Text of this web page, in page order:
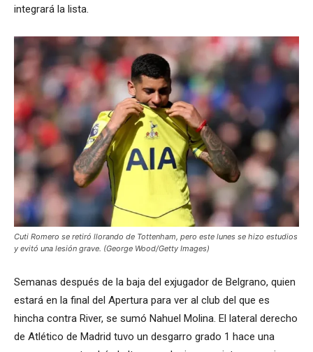
integrará la lista.
Cuti Romero se retiró llorando de Tottenham, pero este lunes se hizo estudios
y evitó una lesión grave. (George Wood/Getty Images)
Semanas después de la baja del exjugador de Belgrano, quien
estará en la final del Apertura para ver al club del que es
hincha contra River, se sumó Nahuel Molina. El lateral derecho
de Atlético de Madrid tuvo un desgarro grado 1 hace una